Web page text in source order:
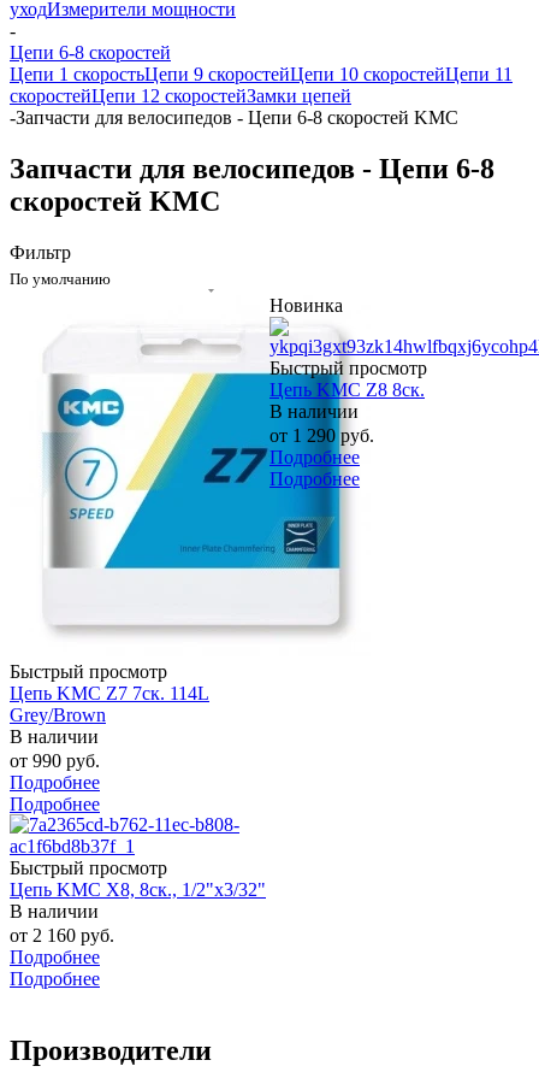
уходИзмерители мощности
-
Цепи 6-8 скоростей
Цепи 1 скоростьЦепи 9 скоростейЦепи 10 скоростейЦепи 11
скоростейЦепи 12 скоростейЗамки цепей
-Запчасти для велосипедов - Цепи 6-8 скоростей KMC
Запчасти для велосипедов - Цепи 6-8
скоростей KMC
Фильтр
По умолчанию
Быстрый просмотр
Цепь KMC Z7 7ск. 114L
Grey/Brown
В наличии
от 990 руб.
Подробнее
Подробнее
Новинка
Быстрый просмотр
Цепь KMC Z8 8ск.
В наличии
от 1 290 руб.
Подробнее
Подробнее
Быстрый просмотр
Цепь KMC X8, 8ск., 1/2"x3/32"
В наличии
от 2 160 руб.
Подробнее
Подробнее
Производители